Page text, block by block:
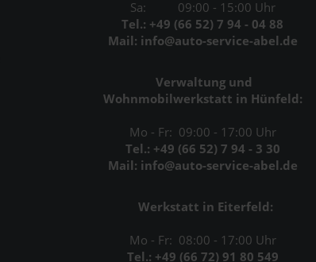
Sa: 09:00 - 15:00 Uhr
Tel.: +49 (66 52) 7 94 - 04 88
Mail: info@auto-service-abel.de
Verwaltung und
Wohnmobilwerkstatt in Hünfeld:
Mo - Fr: 09:00 - 17:00 Uhr
Tel.: +49 (66 52) 7 94 - 3 30
Mail: info@auto-service-abel.de
Werkstatt in Eiterfeld:
Mo - Fr: 08:00 - 17:00 Uhr
Tel.: +49 (66 72) 91 80 549